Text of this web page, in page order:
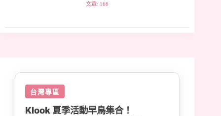
文章: 166
台灣專區
Klook 夏季活動早鳥集合！